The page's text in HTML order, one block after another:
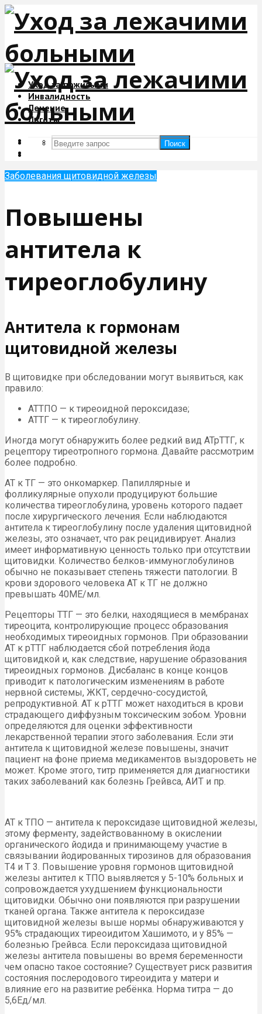
Уход за пожилыми
Инвалидность
Лечение
Льготы
Поиск
Поиск
Заболевания щитовидной железы
Повышены
антитела к
тиреоглобулину
Антитела к гормонам
щитовидной железы
В щитовидке при обследовании могут выявиться, как
правило:
АТТПО — к тиреоидной пероксидазе;
АТТГ — к тиреоглобулину.
Иногда могут обнаружить более редкий вид АТрТТГ, к
рецептору тиреотропного гормона. Давайте рассмотрим
более подробно.
АТ к ТГ — это онкомаркер. Папиллярные и
фолликулярные опухоли продуцируют большие
количества тиреоглобулина, уровень которого падает
после хирургического лечения. Если наблюдаются
антитела к тиреоглобулину после удаления щитовидной
железы, это означает, что рак рецидивирует. Анализ
имеет информативную ценность только при отсутствии
щитовидки. Количество белков-иммуноглобулинов
обычно не показывает степень тяжести патологии. В
крови здорового человека АТ к ТГ не должно
превышать 40МЕ/мл.
Рецепторы ТТГ — это белки, находящиеся в мембранах
тиреоцита, контролирующие процесс образования
необходимых тиреоидных гормонов. При образовании
АТ к рТТГ наблюдается сбой потребления йода
щитовидкой и, как следствие, нарушение образования
тиреоидных гормонов. Дисбаланс в конце концов
приводит к патологическим изменениям в работе
нервной системы, ЖКТ, сердечно-сосудистой,
репродуктивной. АТ к рТТГ может находиться в крови
страдающего диффузным токсическим зобом. Уровни
определяются для оценки эффективности
лекарственной терапии этого заболевания. Если эти
антитела к щитовидной железе повышены, значит
пациент на фоне приема медикаментов выздороветь не
может. Кроме этого, титр применяется для диагностики
таких заболеваний как болезнь Грейвса, АИТ и пр.
АТ к ТПО — антитела к пероксидазе щитовидной железы,
этому ферменту, задействованному в окислении
органического йодида и принимающему участие в
связывании йодированных тирозинов для образования
Т4 и Т 3. Повышение уровня гормонов щитовидной
железы антител к ТПО выявляется у 5-10% больных и
сопровождается ухудшением функциональности
щитовидки. Обычно они появляются при разрушении
тканей органа. Также антитела к пероксидазе
щитовидной железы выше нормы обнаруживаются у
95% страдающих тиреоидитом Хашимото, и у 85% —
болезнью Грейвса. Если пероксидаза щитовидной
железы антитела повышены во время беременности
чем опасно такое состояние? Существует риск развития
состояния послеродового тиреоидита у матери и
влияние его на развитие ребёнка. Норма титра — до
5,6Ед/мл.